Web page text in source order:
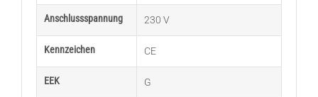
Anschlussspannung 230 V
Kennzeichen CE
EEK G